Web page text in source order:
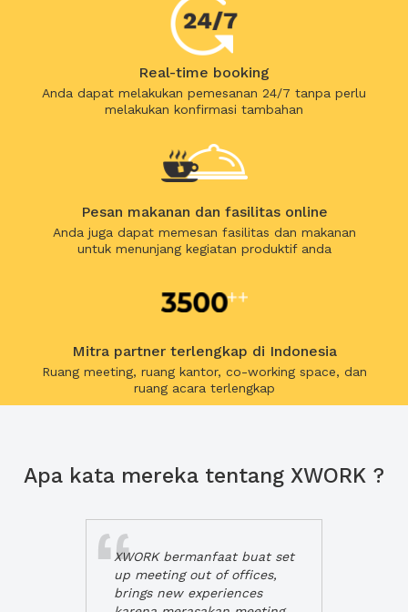
Real-time booking
Anda dapat melakukan pemesanan 24/7 tanpa perlu
melakukan konfirmasi tambahan
Pesan makanan dan fasilitas online
Anda juga dapat memesan fasilitas dan makanan
untuk menunjang kegiatan produktif anda
Mitra partner terlengkap di Indonesia
Ruang meeting, ruang kantor, co-working space, dan
ruang acara terlengkap
Apa kata mereka tentang XWORK ?
XWORK bermanfaat buat set
up meeting out of offices,
brings new experiences